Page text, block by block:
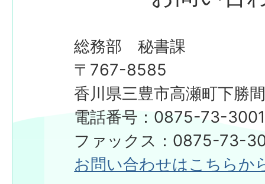
総務部 秘書課
〒767-8585
香川県三豊市高瀬町下勝
電話番号：0875-73-
ファックス：0875-73-
お問い合わせはこちらか